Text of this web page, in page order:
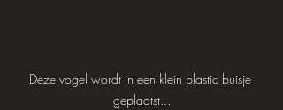
Deze vogel wordt in een klein plastic buisje
geplaatst...